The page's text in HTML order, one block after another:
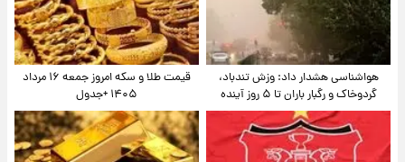
هواشناسی هشدار داد: وزش تندباد،
گردوخاک و رگبار باران تا ۵ روز آینده
قیمت طلا و سکه امروز جمعه ۱۶ مرداد
۱۴۰۵ +جدول